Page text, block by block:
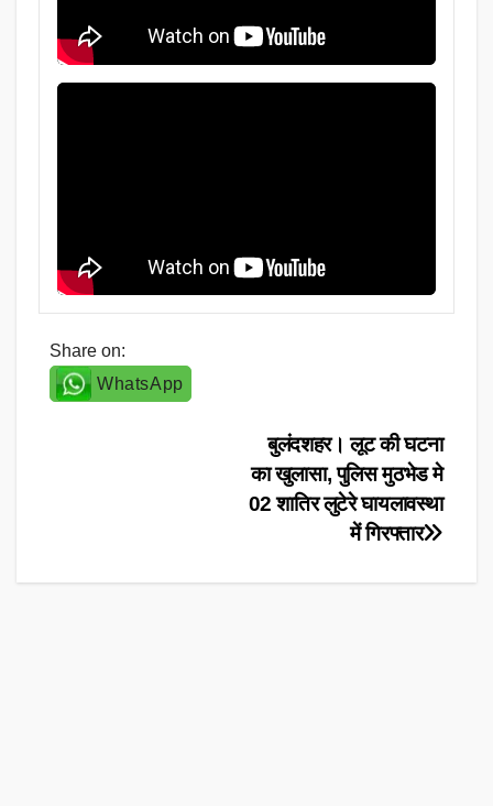
Share on:
WhatsApp
बुलंदशहर। लूट की घटना
का खुलासा, पुलिस मुठभेड मे
02 शातिर लुटेरे घायलावस्था
में गिरफ्तार